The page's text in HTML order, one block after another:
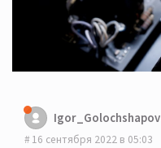
Igor_Golochshapov
16 сентября 2022 в 05:03